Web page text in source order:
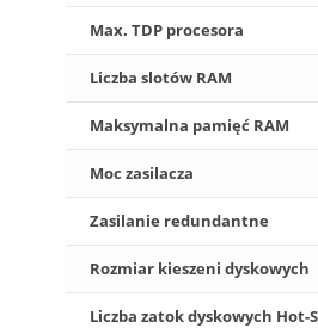
Max. TDP procesora
Liczba slotów RAM
Maksymalna pamięć RAM
Moc zasilacza
Zasilanie redundantne
Rozmiar kieszeni dyskowych
Liczba zatok dyskowych Hot-